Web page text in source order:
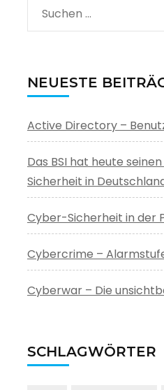
Suchen
nach:
NEUESTE
Active Directory –
Das BSI hat heute
Sicherheit in
Cyber-Sicherheit in der
Cybercrime –
Cyberwar – Die
SCHLAGWÖRTER